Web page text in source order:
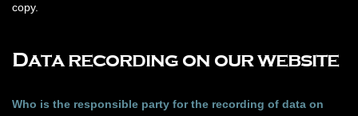
copy.
Data recording on our website
Who is the responsible party for the recording of data on